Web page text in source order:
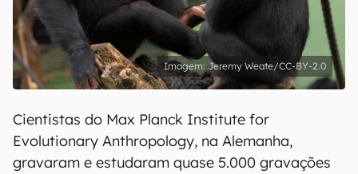
Jeremy Weate/CC-BY-2.0
Cientistas do Max Planck Institute for
Evolutionary Anthropology, na Alemanha,
gravaram e estudaram quase 5.000 gravações